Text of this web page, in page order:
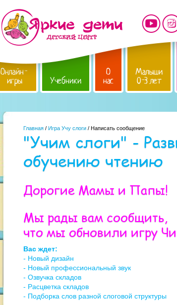
Онлайн-
игры Учебники
О
нас
Малыши
0-3 лет
Главная / Игра Учу слоги / Написать сообщение
"Учим слоги" -
обучению чтению
Дорогие Мамы и Папы!
Мы рады вам сообщить,
что мы обновили игру
Вас ждет:
- Новый дизайн
- Новый профессиональный звук
- Озвучка складов
- Расцветка складов
- Подборка слов разной слоговой структуры